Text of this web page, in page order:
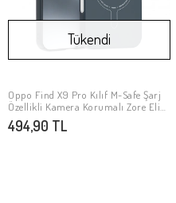
Stokta Yok
Tükendi
Oppo Find X9 Pro Kılıf M-Safe Şarj
Özellikli Kamera Korumalı Zore Elio
Sert PC Kapak
494,90 TL